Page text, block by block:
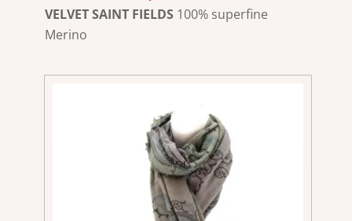
Preis
Preis
VELVET SAINT FIELDS 100% superfine
Merino